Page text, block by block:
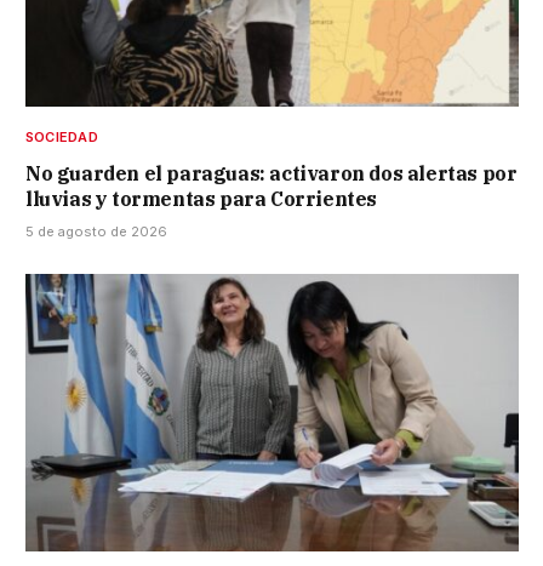
SOCIEDAD
No guarden el paraguas: activaron dos alertas por
lluvias y tormentas para Corrientes
5 de agosto de 2026